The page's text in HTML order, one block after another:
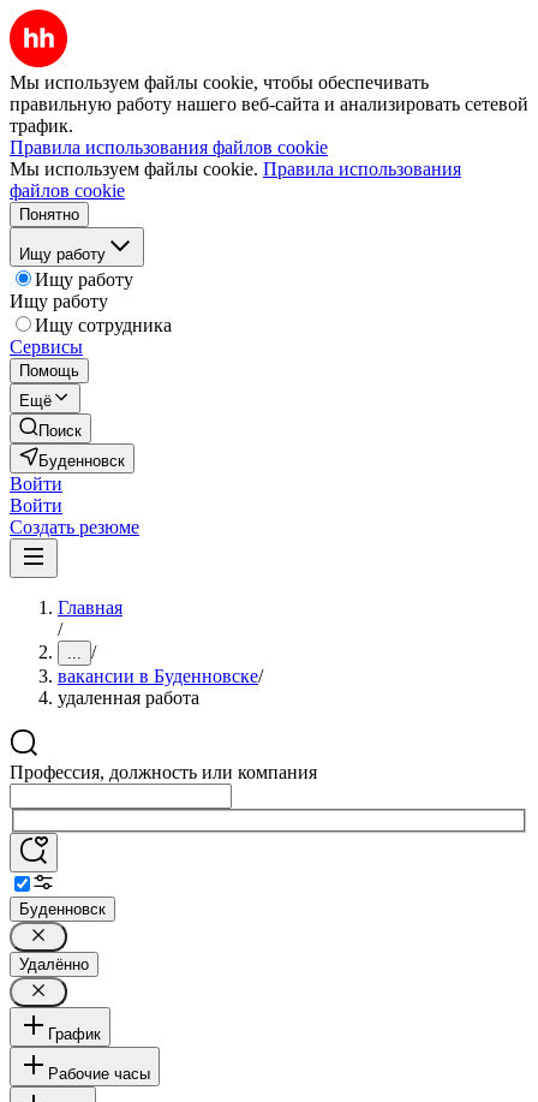
Мы используем файлы cookie, чтобы обеспечивать
правильную работу нашего веб-сайта и анализировать сетевой
трафик.
Правила использования файлов cookie
Мы используем файлы cookie. Правила использования
файлов cookie
Понятно
Ищу работу
Ищу работу
Ищу работу
Ищу сотрудника
Сервисы
Помощь
Ещё
Поиск
Буденновск
Войти
Войти
Создать резюме
Главная
/
... /
вакансии в Буденновске/
удаленная работа
Профессия, должность или компания
Буденновск
Удалённо
График
Рабочие часы